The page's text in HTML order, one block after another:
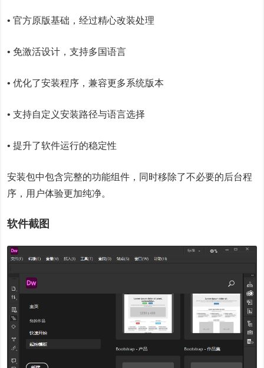
• 官方原版基础，经过精心改装处理
• 免激活设计，支持多国语言
• 优化了安装程序，兼容更多系统版本
• 支持自定义安装路径与语言选择
• 提升了软件运行的稳定性
安装包中包含完整的功能组件，同时移除了不必要的后台程
序，用户体验更加纯净。
软件截图